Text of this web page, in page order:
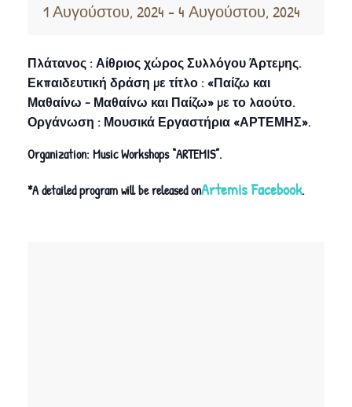
1 Αυγούστου, 2024 -4 Αυγούστου, 2024
Πλάτανος : Αίθριος χώρος Συλλόγου Άρτεμης.
Εκπαιδευτική δράση με τίτλο : «Παίζω και
Μαθαίνω – Μαθαίνω και Παίζω» με το λαούτο.
Οργάνωση : Μουσικά Εργαστήρια «ΑΡΤΕΜΗΣ».
Organization: Music Workshops “ARTEMIS”.
*A detailed program will be released onArtemis Facebook.